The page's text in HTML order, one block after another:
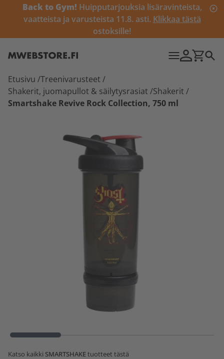
Back to Gym! Huipputarjouksia lisäravinteista,
vaatteista ja varusteista 11.8. asti. Klikkaa tästä
ostoksille!
Etusivu /Treenivarusteet /
Shakerit, juomapullot & säilytysrasiat /Shakerit /
Smartshake Revive Rock Collection, 750 ml
Katso kaikki SMARTSHAKEtuotteet tästä